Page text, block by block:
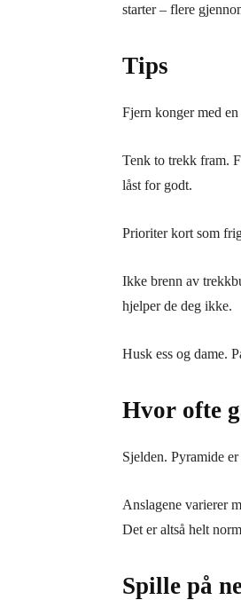
starter – flere
Tips
Fjern konger med
Tenk to trekk fram.
låst for godt.
Prioriter kort som
Ikke brenn av
hjelper de deg ikke.
Husk ess og dame.
Hvor ofte
Sjelden. Pyramide
Anslagene varierer
Det er altså helt
Spille på